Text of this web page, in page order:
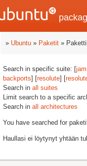
» Ubuntu » Paketit »
Search in specific suite: [
backports] [resolute] [
Search in all suites
Limit search to a specific
Search in all architectures
You have searched for
Haullasi ei löytynyt yhtään